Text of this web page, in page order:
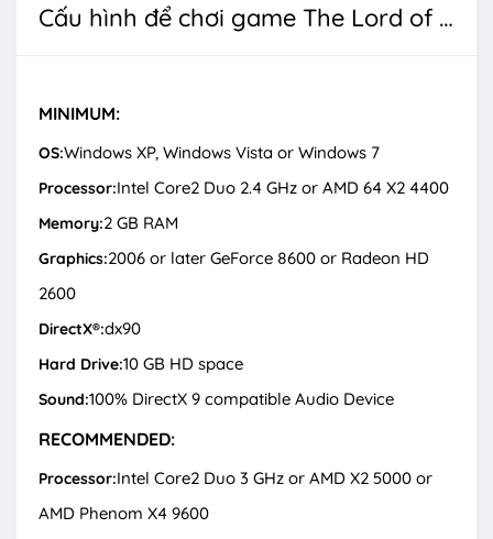
Cấu hình để chơi game The Lord of the Rings: War in the North
MINIMUM:
OS:Windows XP, Windows Vista or Windows 7
Processor:Intel Core2 Duo 2.4 GHz or AMD 64 X2 4400
Memory:2 GB RAM
Graphics:2006 or later GeForce 8600 or Radeon HD
2600
DirectX®:dx90
Hard Drive:10 GB HD space
Sound:100% DirectX 9 compatible Audio Device
RECOMMENDED:
Processor:Intel Core2 Duo 3 GHz or AMD X2 5000 or
AMD Phenom X4 9600